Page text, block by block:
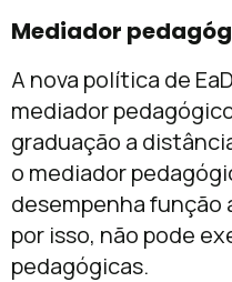
Mediador
A nova política de
mediador
graduação a
o mediador
desempenha função
por isso, não pode
pedagógicas.